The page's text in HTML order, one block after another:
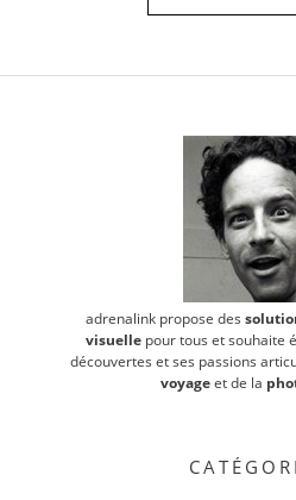
adrenalink propose des
visuellepour tous et souhaite
découvertes et ses passions
voyageet de la